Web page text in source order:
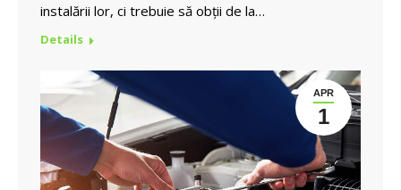
instalării lor, ci trebuie să obții de la…
Details
APR
1